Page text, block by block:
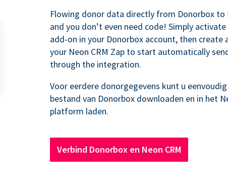
Flowing donor data directly from Donorbox to
and you don’t even need code! Simply
add-on in your Donorbox account, then create
your Neon CRM Zap to start automatically
through the integration.
Voor eerdere donorgegevens kunt u eenvoudig
bestand van Donorbox downloaden en in het
platform laden.
Verbind Donorbox en Neon CRM